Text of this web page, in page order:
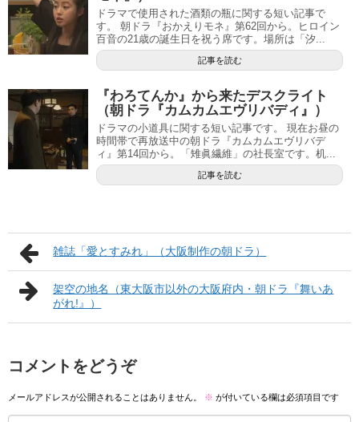
ドラマで使用された酒類の瓶に関する短い記事で
す。 朝ドラ『おかえりモネ』第62回から。ヒロイン
百音の21歳の誕生日を祝う席です。場所は「汐...
記事を読む
『わろてんか』から来たデスクライト
（朝ドラ『カムカムエヴリバディ』）
ドラマの小道具に関する短い記事です。 現在お昼の
時間帯で再放送中の朝ドラ『カムカムエヴリバデ
ィ』第14回から。「雉眞繊維」の社長室です。机...
記事を読む
雑誌「愛とすみれ」（大阪制作の朝ドラ）
架空の地名（東大阪市以外の大阪府内・朝ドラ『舞いあ
がれ!』）
コメントをどうぞ
メールアドレスが公開されることはありません。 ※ が付いている欄は必須項目です